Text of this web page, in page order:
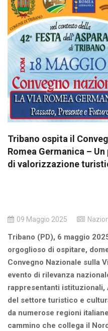
Tribano ospita il
Romea Germanica –
di valorizzazione
09 Maggio 2025
Tribano (PD), 6 maggio
orgoglioso di ospitare,
Convegno Nazionale sulla
evento di rilevanza
rappresentanti
del settore turistico e
da numerose regioni
cammino che collega il